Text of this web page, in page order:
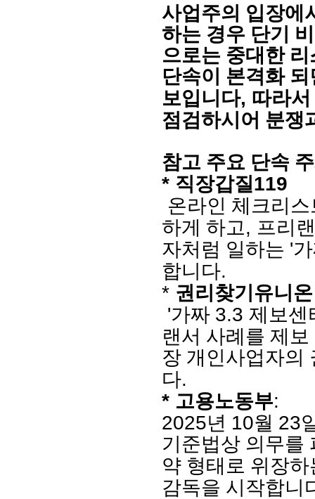
사업주의 입장에
하는 경우 단기
으로는 중대한
단속이 본격화
보입니다, 따라
점검하시어 분쟁
참고 주요 단속
* 직장갑질119
온라인 체크리
하게 하고, 프리
자처럼 일하는 '
합니다.
* 권리찾기유니온
'가짜 3.3 제보센
랜서 사례를 제보
장 개인사업자의
다.
* 고용노동부:
2025년 10월 23
기준법상 의무를
약 형태로 위장하
감독을 시작합니